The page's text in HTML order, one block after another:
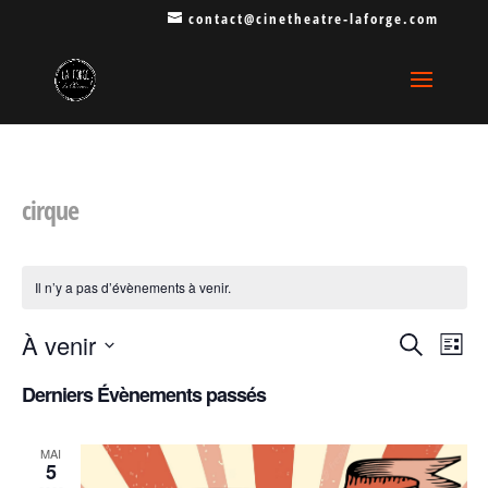
contact@cinetheatre-laforge.com
cirque
Il n’y a pas d’évènements à venir.
Recherche
de
vues
Recherche
Liste
À venir
Sélectionnez
date.
Derniers Évènements passés
MAI
5